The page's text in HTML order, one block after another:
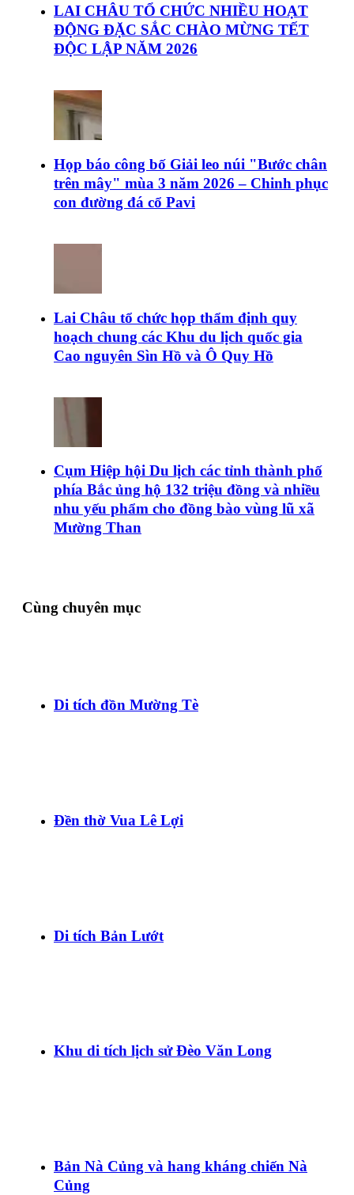
LAI CHÂU TỔ CHỨC NHIỀU HOẠT
ĐỘNG ĐẶC SẮC CHÀO MỪNG TẾT
ĐỘC LẬP NĂM 2026
Họp báo công bố Giải leo núi "Bước chân
trên mây" mùa 3 năm 2026 – Chinh phục
con đường đá cổ Pavi
Lai Châu tổ chức họp thẩm định quy
hoạch chung các Khu du lịch quốc gia
Cao nguyên Sìn Hồ và Ô Quy Hồ
Cụm Hiệp hội Du lịch các tỉnh thành phố
phía Bắc ủng hộ 132 triệu đồng và nhiều
nhu yếu phẩm cho đồng bào vùng lũ xã
Mường Than
Cùng chuyên mục
Di tích đồn Mường Tè
Đền thờ Vua Lê Lợi
Di tích Bản Lướt
Khu di tích lịch sử Đèo Văn Long
Bản Nà Củng và hang kháng chiến Nà
Củng